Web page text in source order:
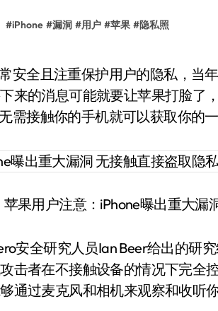
#iPhone #漏洞 #用户 #苹果 #隐私照
来的消息可能就要让苹果打脸了
需接触你的手机就可以获取你的一
苹果用户注意：iPhone曝出重大漏
安全研究人员Ian Beer给出的研
击者在不接触设备的情况下完全
通过麦克风和相机来观察和收听你